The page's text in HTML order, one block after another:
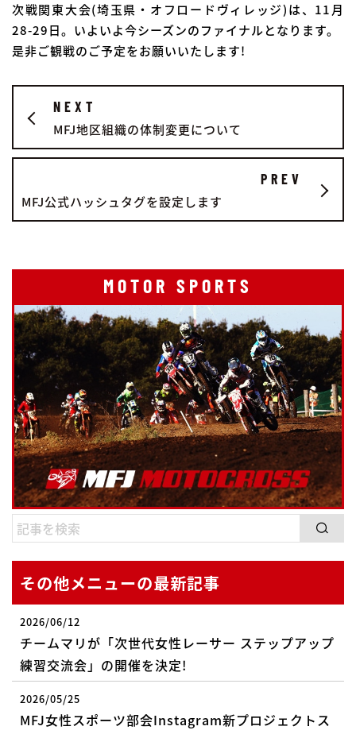
次戦関東大会(埼玉県・オフロードヴィレッジ)は、11月
28-29日。いよいよ今シーズンのファイナルとなります。
是非ご観戦のご予定をお願いいたします!
NEXT
MFJ地区組織の体制変更について
PREV
MFJ公式ハッシュタグを設定します
MOTOR SPORTS
その他メニューの最新記事
2026/06/12
チームマリが「次世代女性レーサー ステップアップ
練習交流会」の開催を決定!
2026/05/25
MFJ女性スポーツ部会Instagram新プロジェクトス